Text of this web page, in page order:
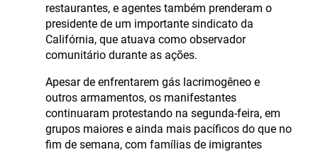
restaurantes, e agentes também prenderam o
presidente de um importante sindicato da
Califórnia, que atuava como observador
comunitário durante as ações.
Apesar de enfrentarem gás lacrimogêneo e
outros armamentos, os manifestantes
continuaram protestando na segunda-feira, em
grupos maiores e ainda mais pacíficos do que no
fim de semana, com famílias de imigrantes